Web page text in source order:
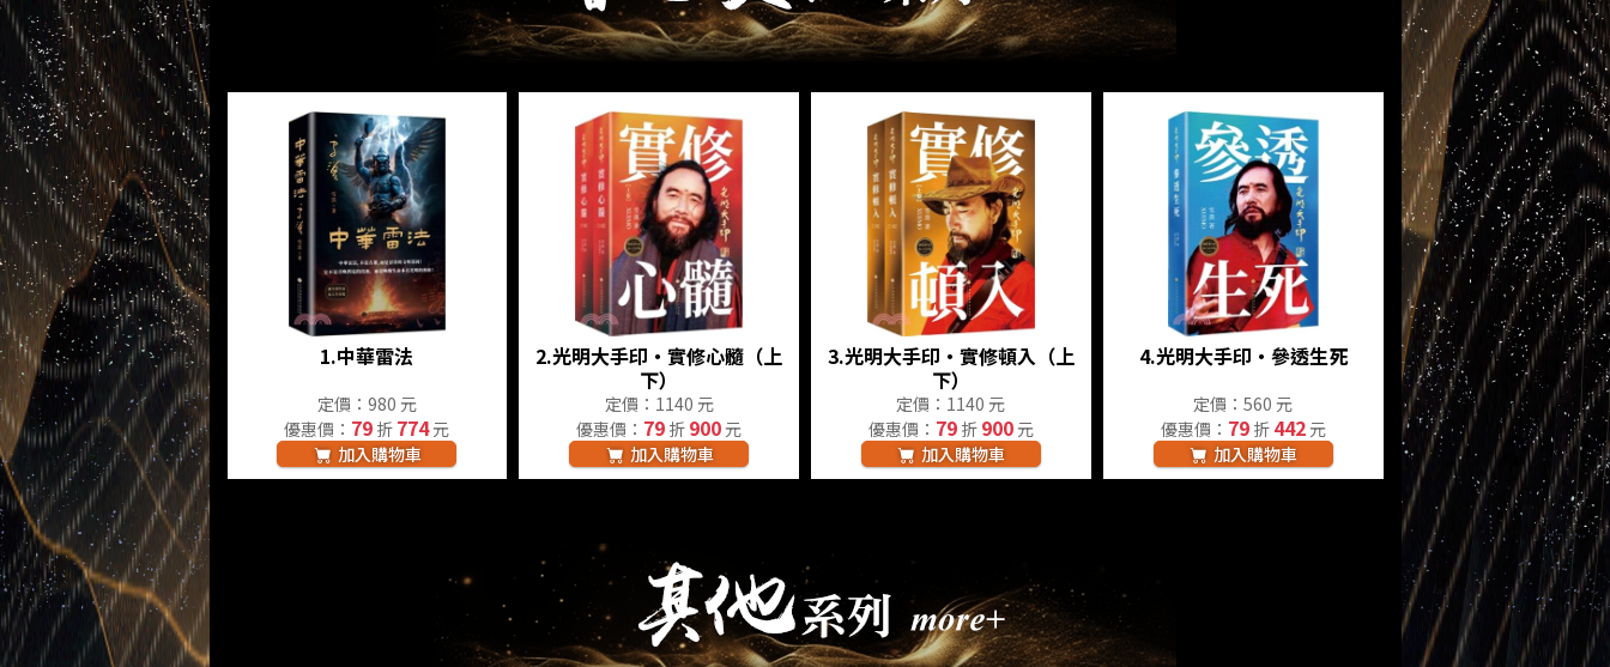
1.中華雷法
定價：980 元
優惠價： 79 折 774元
加入購物車
2.光明大手印‧實修心髓（上
下）
定價：1140 元
優惠價： 79 折 900 元
加入購物車
3.光明大手印‧實修頓入（上
下）
定價：1140 元
優惠價： 79折 900元
加入購物車
4.光明大手印‧參透生死
定價：560 元
優惠價： 79折 442元
加入購物車